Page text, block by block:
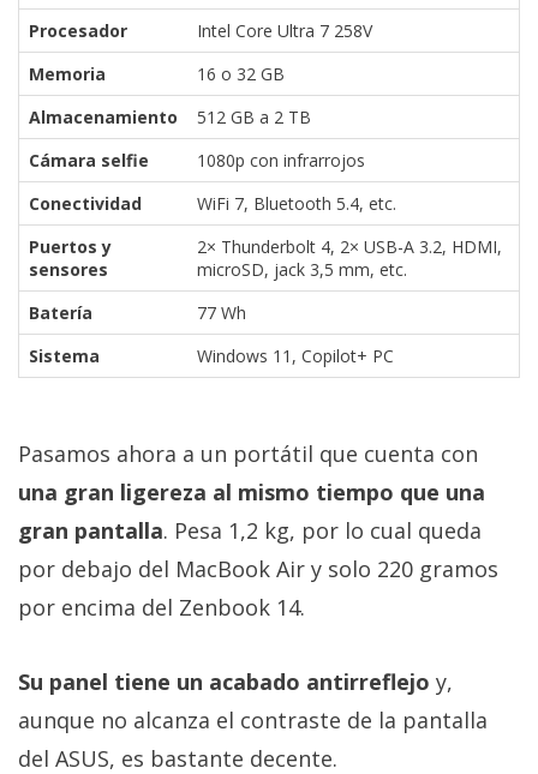
Procesador
Intel Core Ultra 7 258V
Memoria
16 o 32 GB
Almacenamiento
512 GB a 2 TB
Cámara selfie
1080p con infrarrojos
Conectividad
WiFi 7, Bluetooth 5.4, etc.
Puertos y
sensores
2× Thunderbolt 4, 2× USB-A 3.2, HDMI,
microSD, jack 3,5 mm, etc.
Batería
77 Wh
Sistema
Windows 11, Copilot+ PC
Pasamos ahora a un portátil que cuenta con
una gran ligereza al mismo tiempo que una
gran pantalla. Pesa 1,2 kg, por lo cual queda
por debajo del MacBook Air y solo 220 gramos
por encima del Zenbook 14.
Su panel tiene un acabado antirreflejo y,
aunque no alcanza el contraste de la pantalla
del ASUS, es bastante decente.